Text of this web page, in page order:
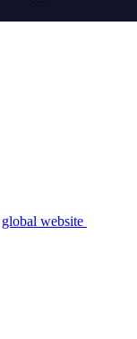
global website